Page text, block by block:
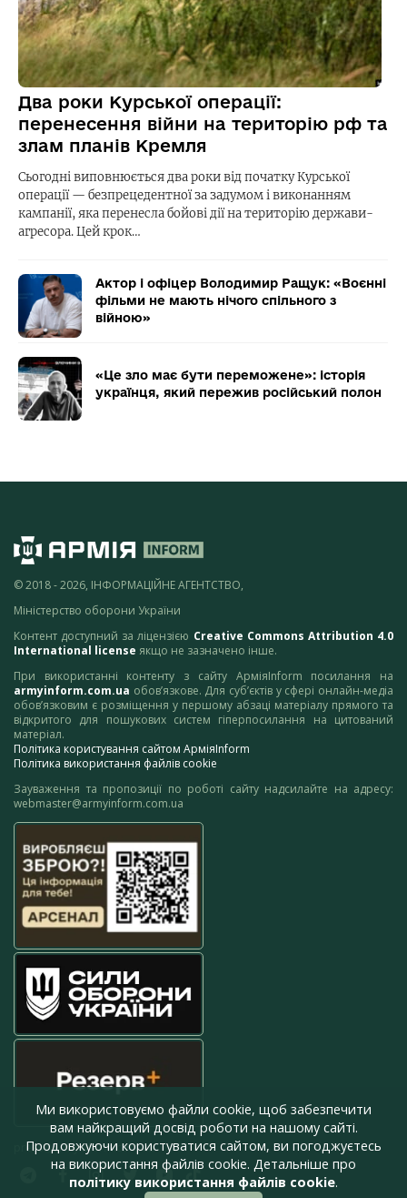
Два роки Курської операції:
перенесення війни на територію рф та
злам планів Кремля
Сьогодні виповнюється два роки від початку Курської
операції — безпрецедентної за задумом і виконанням
кампанії, яка перенесла бойові дії на територію держави-
агресора. Цей крок…
Актор і офіцер Володимир Ращук: «Воєнні
фільми не мають нічого спільного з
війною»
«Це зло має бути переможене»: історія
українця, який пережив російський полон
© 2018 - 2026, ІНФОРМАЦІЙНЕ АГЕНТСТВО,
Міністерство оборони України
Контент доступний за ліцензією Creative Commons Attribution 4.0
International license якщо не зазначено інше.
При використанні контенту з сайту АрміяInform посилання на
armyinform.com.ua обов’язкове. Для суб’єктів у сфері онлайн-медіа
обов’язковим є розміщення у першому абзаці матеріалу прямого та
відкритого для пошукових систем гіперпосилання на цитований
матеріал.
Політика користування сайтом АрміяInform
Політика використання файлів cookie
Зауваження та пропозиції по роботі сайту надсилайте на адресу:
webmaster@armyinform.com.ua
press@armyinform.com.ua
Ми використовуємо файли cookie, щоб забезпечити
вам найкращий досвід роботи на нашому сайті.
Продовжуючи користуватися сайтом, ви погоджуєтесь
на використання файлів cookie. Детальніше про
політику використання файлів cookie.